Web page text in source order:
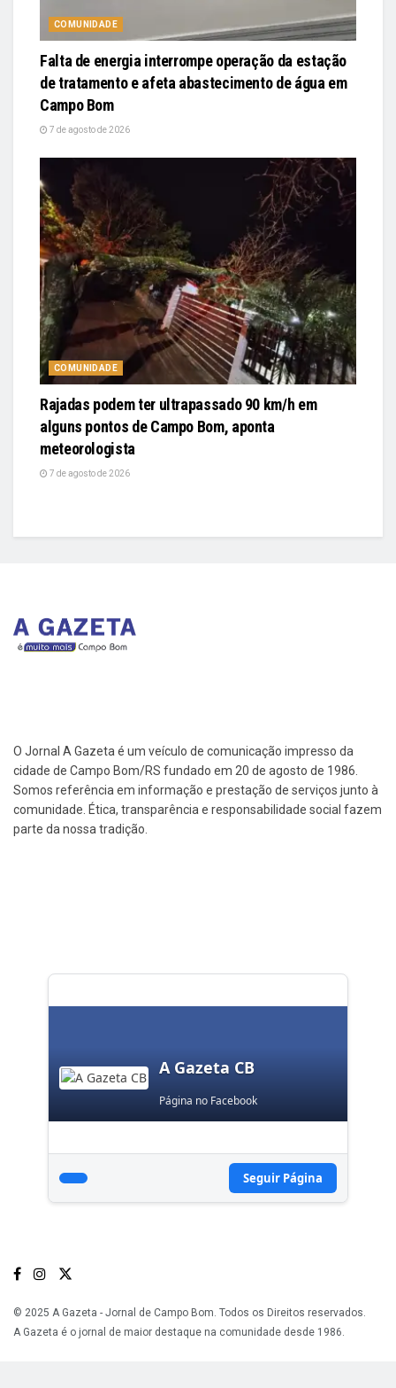
COMUNIDADE
Falta de energia interrompe operação da estação
de tratamento e afeta abastecimento de água em
Campo Bom
7 de agosto de 2026
COMUNIDADE
Rajadas podem ter ultrapassado 90 km/h em
alguns pontos de Campo Bom, aponta
meteorologista
7 de agosto de 2026
O Jornal A Gazeta é um veículo de comunicação impresso da
cidade de Campo Bom/RS fundado em 20 de agosto de 1986.
Somos referência em informação e prestação de serviços junto à
comunidade. Ética, transparência e responsabilidade social fazem
parte da nossa tradição.
A Gazeta CB
Página no Facebook
Seguir Página
© 2025 A Gazeta - Jornal de Campo Bom. Todos os Direitos reservados.
A Gazeta é o jornal de maior destaque na comunidade desde 1986.